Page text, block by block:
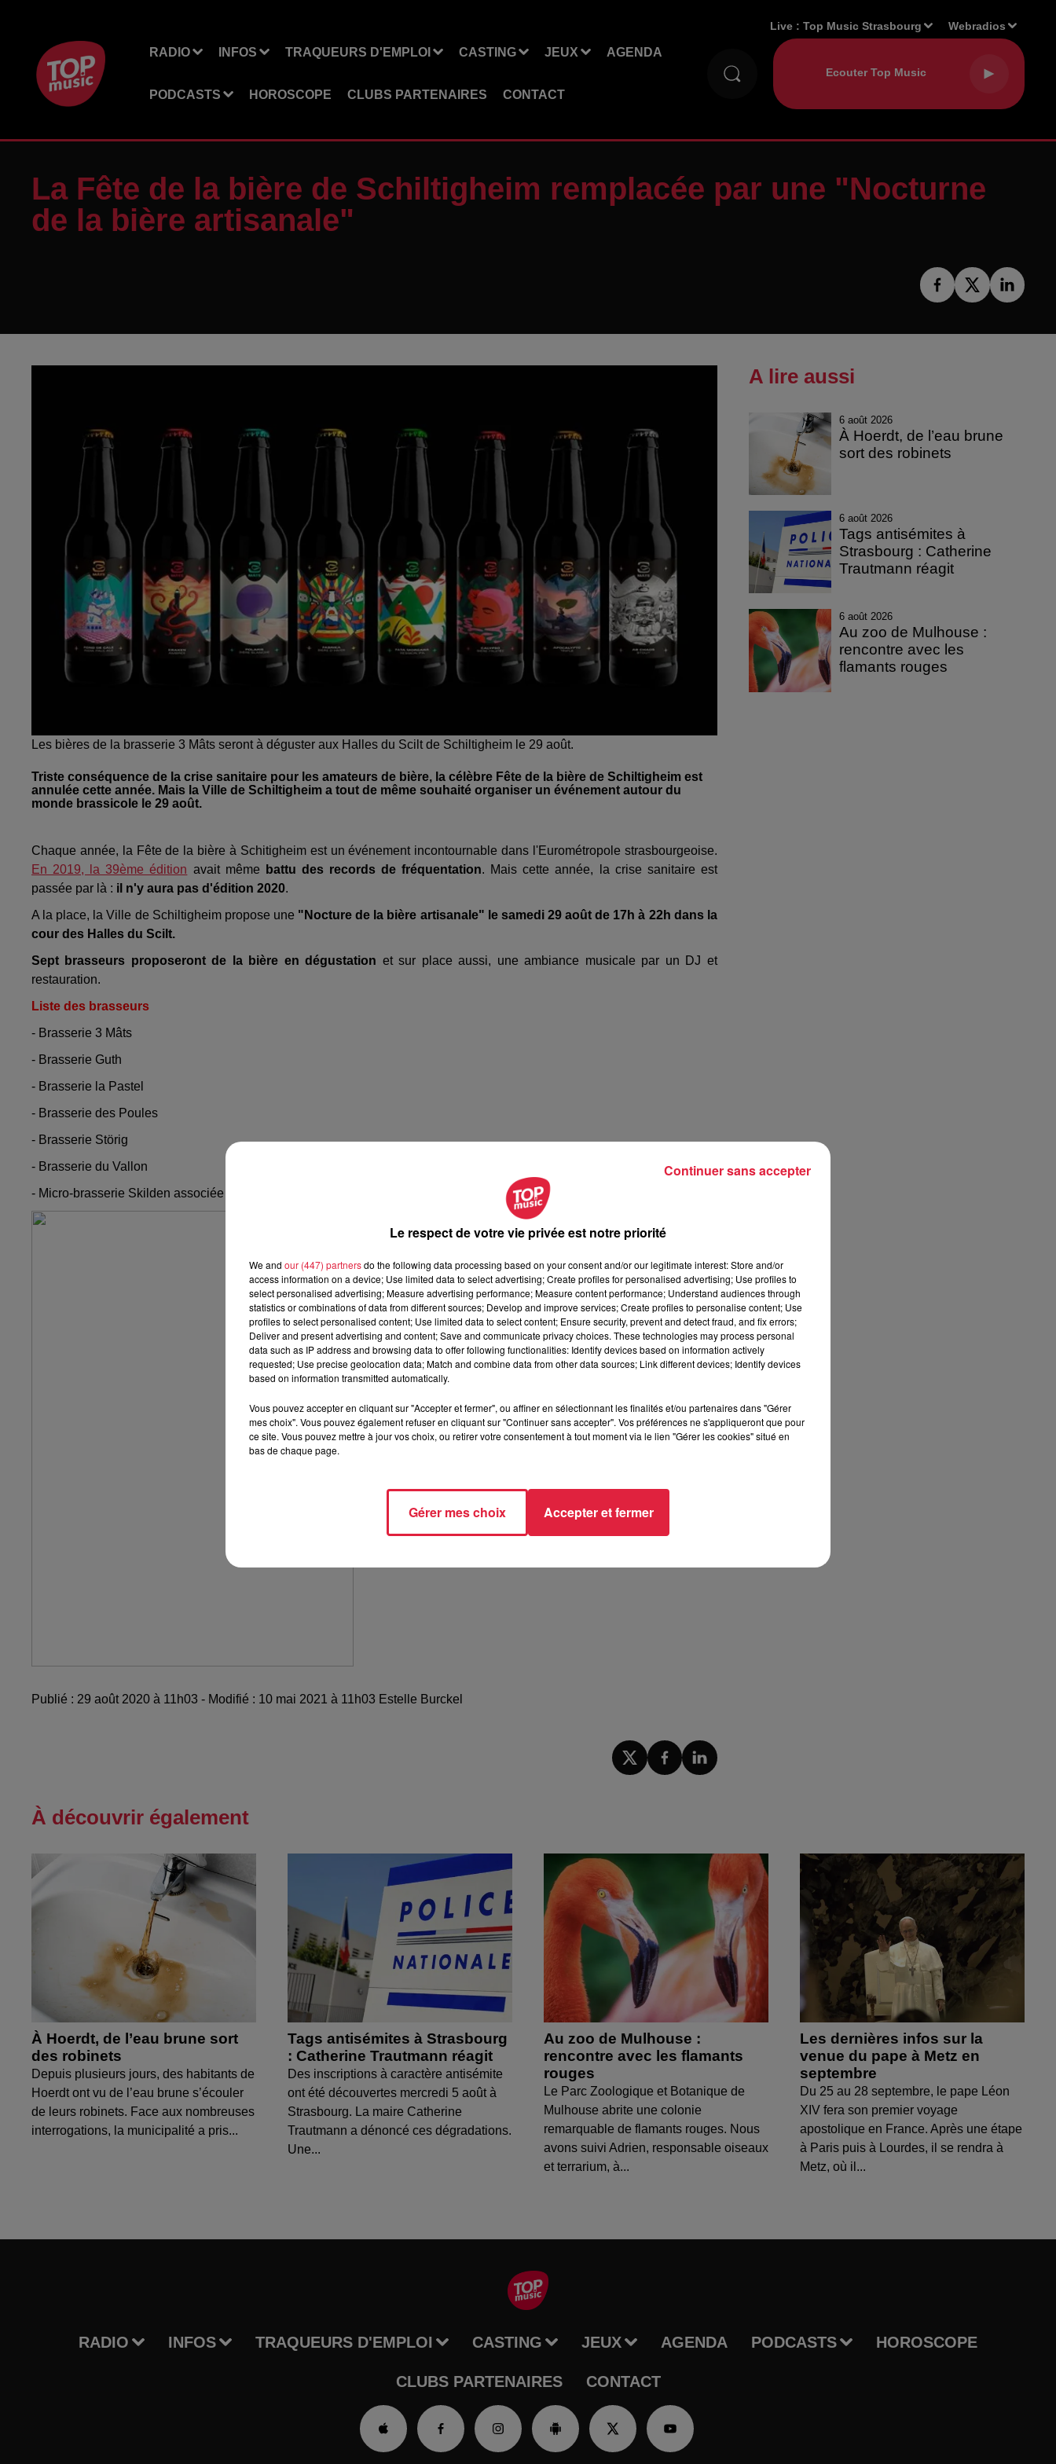
RADIO INFOS TRAQUEURS D'EMPLOI CASTING JEUX AGENDA
PODCASTS HOROSCOPE CLUBS PARTENAIRES CONTACT
Live :Top Music Strasbourg Webradios
La Fête de la bière de Schiltigheim remplacée par une "Nocturne
de la bière artisanale"
Les bières de la brasserie 3 Mâts seront à déguster aux Halles du Scilt de Schiltigheim le 29 août.
Triste conséquence de la crise sanitaire pour les amateurs de bière, la célèbre Fête de la bière de Schiltigheim est
annulée cette année. Mais la Ville de Schiltigheim a tout de même souhaité organiser un événement autour du
monde brassicole le 29 août.
Chaque année, la Fête de la bière à Schitigheim est un événement incontournable dans l'Eurométropole strasbourgeoise.
En 2019, la 39ème édition avait même battu des records de fréquentation. Mais cette année, la crise sanitaire est
passée par là : il n'y aura pas d'édition 2020.
A la place, la Ville de Schiltigheim propose une "Nocture de la bière artisanale" le samedi 29 août de 17h à 22h dans la
cour des Halles du Scilt.
Sept brasseurs proposeront de la bière en dégustation et sur place aussi, une ambiance musicale par un DJ et
restauration.
Liste des brasseurs
- Brasserie 3 Mâts
- Brasserie Guth
- Brasserie la Pastel
- Brasserie des Poules
- Brasserie Störig
- Brasserie du Vallon
- Micro-brasserie Skilden associée à la Cave en tournée.
Publié : 29 août 2020 à 11h03 - Modifié : 10 mai 2021 à 11h03 Estelle Burckel
A lire aussi
6 août 2026
À Hoerdt, de l’eau brune
sort des robinets
6 août 2026
Tags antisémites à
Strasbourg : Catherine
Trautmann réagit
6 août 2026
Au zoo de Mulhouse :
rencontre avec les
flamants rouges
À découvrir également
À Hoerdt, de l’eau brune sort
des robinets
Depuis plusieurs jours, des habitants de
Hoerdt ont vu de l’eau brune s’écouler
de leurs robinets. Face aux nombreuses
interrogations, la municipalité a pris...
Tags antisémites à Strasbourg
: Catherine Trautmann réagit
Des inscriptions à caractère antisémite
ont été découvertes mercredi 5 août à
Strasbourg. La maire Catherine
Trautmann a dénoncé ces dégradations.
Une...
Au zoo de Mulhouse :
rencontre avec les flamants
rouges
Le Parc Zoologique et Botanique de
Mulhouse abrite une colonie
remarquable de flamants rouges. Nous
avons suivi Adrien, responsable oiseaux
et terrarium, à...
Les dernières infos sur la
venue du pape à Metz en
septembre
Du 25 au 28 septembre, le pape Léon
XIV fera son premier voyage
apostolique en France. Après une étape
à Paris puis à Lourdes, il se rendra à
Metz, où il...
RADIO INFOS TRAQUEURS D'EMPLOI CASTING JEUX AGENDA PODCASTS HOROSCOPE
CLUBS PARTENAIRES CONTACT
Le respect de votre vie privée est notre priorité
We and our (447) partnersdo the following data processing based on your consent and/or our legitimate interest: Store and/or
access information on a device; Use limited data to select advertising; Create profiles for personalised advertising; Use profiles to
select personalised advertising; Measure advertising performance; Measure content performance; Understand audiences through
statistics or combinations of data from different sources; Develop and improve services; Create profiles to personalise content; Use
profiles to select personalised content; Use limited data to select content; Ensure security, prevent and detect fraud, and fix errors;
Deliver and present advertising and content; Save and communicate privacy choices. These technologies may process personal
data such as IP address and browsing data to offer following functionalities: Identify devices based on information actively
requested; Use precise geolocation data; Match and combine data from other data sources; Link different devices; Identify devices
based on information transmitted automatically.
Vous pouvez accepter en cliquant sur "Accepter et fermer", ou affiner en sélectionnant les finalités et/ou partenaires dans "Gérer
mes choix". Vous pouvez également refuser en cliquant sur "Continuer sans accepter". Vos préférences ne s'appliqueront que pour
ce site. Vous pouvez mettre à jour vos choix, ou retirer votre consentement à tout moment via le lien "Gérer les cookies" situé en
bas de chaque page.
Gérer mes choix Accepter et fermer
Continuer sans accepter